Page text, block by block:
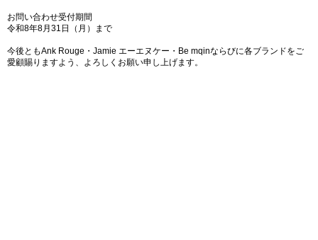
お問い合わせ受付期間
令和8年8月31日（月）まで
今後ともAnk Rouge・Jamie エーエヌケー・Be mqinならびに各ブランドをご
愛顧賜りますよう、よろしくお願い申し上げます。